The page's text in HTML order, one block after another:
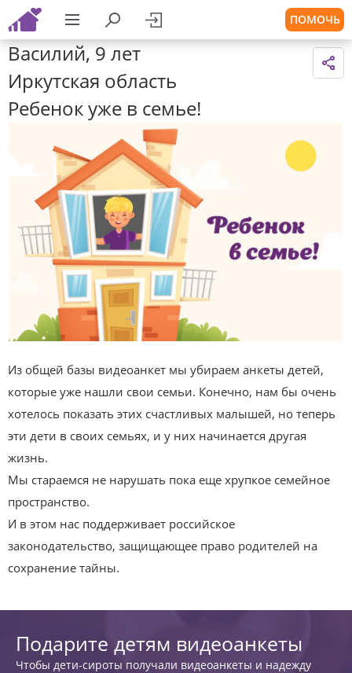
ПОМОЧЬ
Василий, 9 лет
Иркутская область
Ребенок уже в семье!
Из общей базы видеоанкет мы убираем анкеты детей,
которые уже нашли свои семьи. Конечно, нам бы очень
хотелось показать этих счастливых малышей, но теперь
эти дети в своих семьях, и у них начинается другая
жизнь.
Мы стараемся не нарушать пока еще хрупкое семейное
пространство.
И в этом нас поддерживает российское
законодательство, защищающее право родителей на
сохранение тайны.
Подарите детям видеоанкеты
Чтобы дети-сироты получали видеоанкеты и надежду